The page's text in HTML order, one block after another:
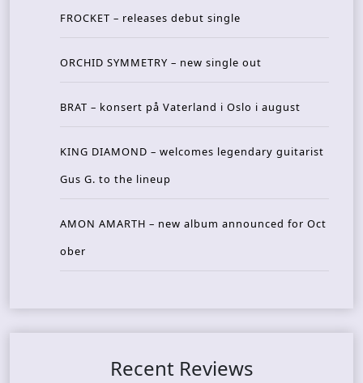
FROCKET – releases debut single
ORCHID SYMMETRY – new single out
BRAT – konsert på Vaterland i Oslo i august
KING DIAMOND – welcomes legendary guitarist
Gus G. to the lineup
AMON AMARTH – new album announced for Oct
ober
Recent Reviews